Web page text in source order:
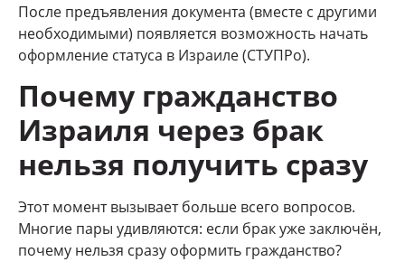
После предъявления документа (вместе с другими
необходимыми) появляется возможность начать
оформление статуса в Израиле (СТУПРо).
Почему гражданство
Израиля через брак
нельзя получить сразу
Этот момент вызывает больше всего вопросов.
Многие пары удивляются: если брак уже заключён,
почему нельзя сразу оформить гражданство?